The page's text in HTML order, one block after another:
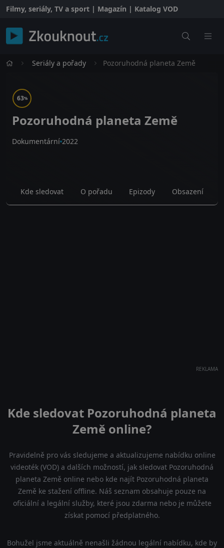
Filmy, seriály, TV a sport | Magazín | Katalog VOD
Seriály a pořady Pozoruhodná planeta Země
63%
Pozoruhodná planeta Země
Dokumentární 2022
Kde sledovat O pořadu Epizody Obsazení
REKLAMA
Kde sledovat Pozoruhodná planeta
Země online?
Pravidelně pro vás sledujeme a aktualizujeme nabídku online
videoték (VOD) a dalších možností, jak sledovat Pozoruhodná
planeta Země online nebo kde najít Pozoruhodná planeta
Země ke stažení offline. Náš seznam obsahuje pouze na
oficiální a legální služby, které jsou zdarma nebo je můžete
získat pomocí předplatného.
Bohužel jsme aktuálně nenašli žádnou legální nabídku, kde by